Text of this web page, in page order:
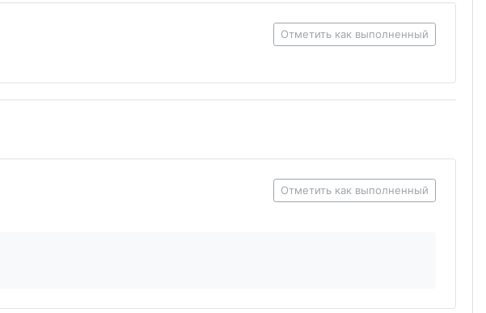
Отметить как выполненный
Отметить как выполненный